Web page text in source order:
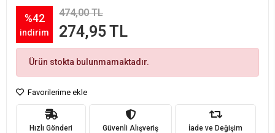
%42
indirim
474,00 TL
274,95 TL
Ürün stokta bulunmamaktadır.
Favorilerime ekle
Hızlı Gönderi Güvenli Alışveriş İade ve Değişim